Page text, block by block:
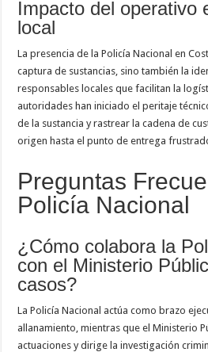
Impacto del operativo
local
La presencia de la Policía Nacional en
captura de sustancias, sino también la
responsables locales que facilitan la
autoridades han iniciado el peritaje
de la sustancia y rastrear la cadena de
origen hasta el punto de entrega
Preguntas
Policía Nacional
¿Cómo colabora la
con el Ministerio
casos?
La Policía Nacional actúa como brazo
allanamiento, mientras que el Ministerio
actuaciones y dirige la investigación